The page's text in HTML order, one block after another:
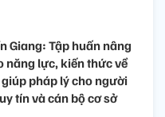
Giang: Tập huấn nâng
năng lực, kiến thức về
pháp lý cho người
tín và cán bộ cơ sở